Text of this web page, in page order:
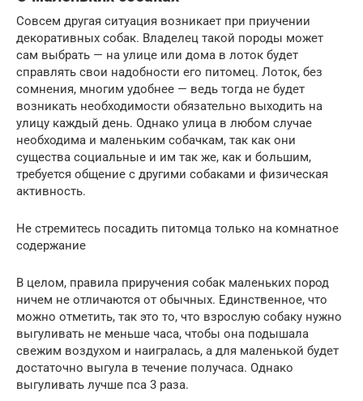
Совсем другая ситуация возникает при приучении
декоративных собак. Владелец такой породы может
сам выбрать — на улице или дома в лоток будет
справлять свои надобности его питомец. Лоток, без
сомнения, многим удобнее — ведь тогда не будет
возникать необходимости обязательно выходить на
улицу каждый день. Однако улица в любом случае
необходима и маленьким собачкам, так как они
существа социальные и им так же, как и большим,
требуется общение с другими собаками и физическая
активность.
Не стремитесь посадить питомца только на комнатное
содержание
В целом, правила приручения собак маленьких пород
ничем не отличаются от обычных. Единственное, что
можно отметить, так это то, что взрослую собаку нужно
выгуливать не меньше часа, чтобы она подышала
свежим воздухом и наигралась, а для маленькой будет
достаточно выгула в течение получаса. Однако
выгуливать лучше пса 3 раза.